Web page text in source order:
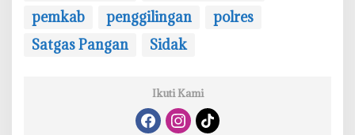
pemkab
penggilingan
polres
Satgas Pangan
Sidak
Ikuti Kami